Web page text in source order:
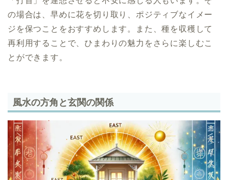
の場合は、早めに花を切り取り、ポジティブなイメー
ジを保つことをおすすめします。また、種を収穫して
再利用することで、ひまわりの魅力をさらに楽しむこ
とができます。
風水の方角と玄関の関係